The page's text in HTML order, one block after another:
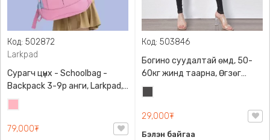
Код: 502872
Larkpad
Сурагч цүнх - Schoolbag -
Backpack 3-9р анги, Larkpad,
9009-10128, Цацруулагчтай,
Олон тасалгаатай
79,000₮
Код: 503846
Богино суудалтай өмд, 50-
60кг жинд таарна, Өгзөг
өргөгчтэй
29,000₮
Бэлэн байгаа